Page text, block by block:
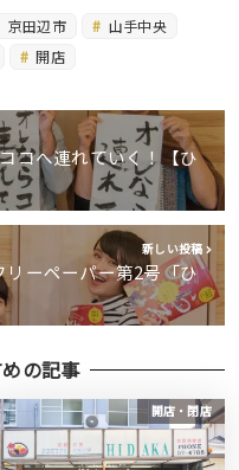
京田辺市
山手中央
開店
コへ連れていく！【ひ
新しい投稿
ーペーパー第2号「ひ
の記事
開店・閉店